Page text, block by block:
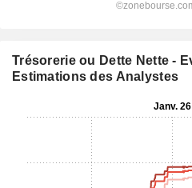
Trésorerie ou Dette Nette -
Estimations des Analystes